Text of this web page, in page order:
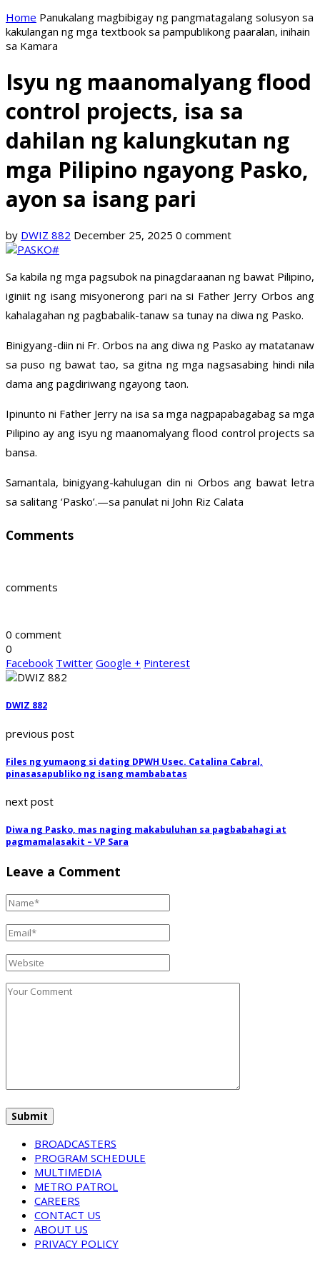
Home Panukalang magbibigay ng pangmatagalang solusyon sa
kakulangan ng mga textbook sa pampublikong paaralan, inihain
sa Kamara
Isyu ng maanomalyang flood
control projects, isa sa
dahilan ng kalungkutan ng
mga Pilipino ngayong Pasko,
ayon sa isang pari
by DWIZ 882 December 25, 2025 0 comment
Sa kabila ng mga pagsubok na pinagdaraanan ng bawat Pilipino,
iginiit ng isang misyonerong pari na si Father Jerry Orbos ang
kahalagahan ng pagbabalik-tanaw sa tunay na diwa ng Pasko.
Binigyang-diin ni Fr. Orbos na ang diwa ng Pasko ay matatanaw
sa puso ng bawat tao, sa gitna ng mga nagsasabing hindi nila
dama ang pagdiriwang ngayong taon.
Ipinunto ni Father Jerry na isa sa mga nagpapabagabag sa mga
Pilipino ay ang isyu ng maanomalyang flood control projects sa
bansa.
Samantala, binigyang-kahulugan din ni Orbos ang bawat letra
sa salitang ‘Pasko’.—sa panulat ni John Riz Calata
Comments
comments
0 comment
0
Facebook Twitter Google + Pinterest
DWIZ 882
previous post
Files ng yumaong si dating DPWH Usec. Catalina Cabral,
pinasasapubliko ng isang mambabatas
next post
Diwa ng Pasko, mas naging makabuluhan sa pagbabahagi at
pagmamalasakit – VP Sara
Leave a Comment
BROADCASTERS
PROGRAM SCHEDULE
MULTIMEDIA
METRO PATROL
CAREERS
CONTACT US
ABOUT US
PRIVACY POLICY